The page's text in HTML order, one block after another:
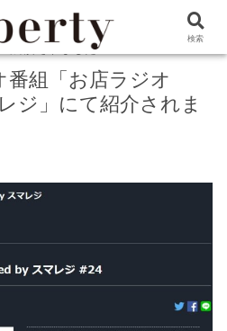
style tableがラジオ番組「お店ラ
て紹介されました
番組「お店ラジオ
ジ」にて紹介されま
検索